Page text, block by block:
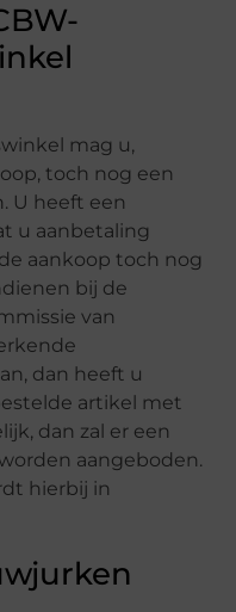
mag u,
toch nog een
U heeft een
u aanbetaling
aankoop toch nog
bij de
van
dan heeft u
artikel met
dan zal er een
aangeboden.
hierbij in